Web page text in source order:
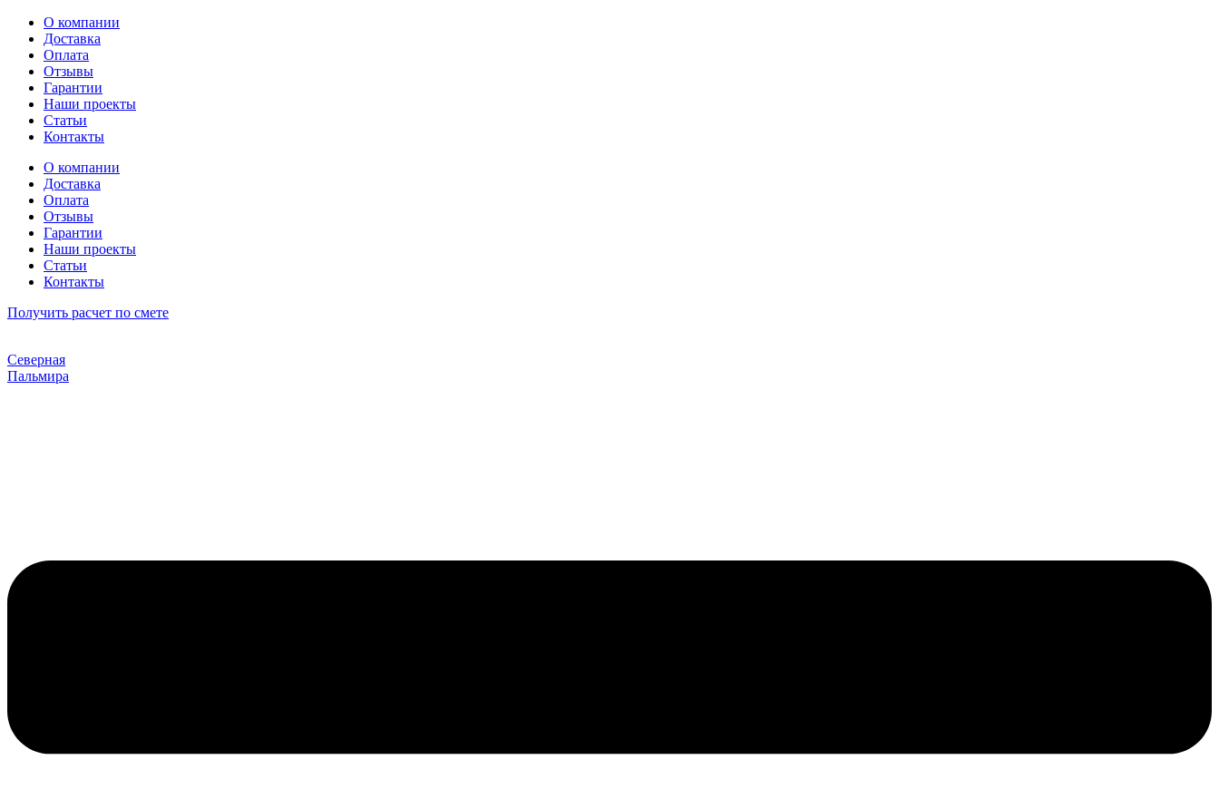
Перейти
содержимому
О компании
Доставка
Оплата
Отзывы
Гарантии
Наши проекты
Статьи
Контакты
О компании
Доставка
Оплата
Отзывы
Гарантии
Наши проекты
Статьи
Контакты
Получить расчет по смете
Северная
Пальмира